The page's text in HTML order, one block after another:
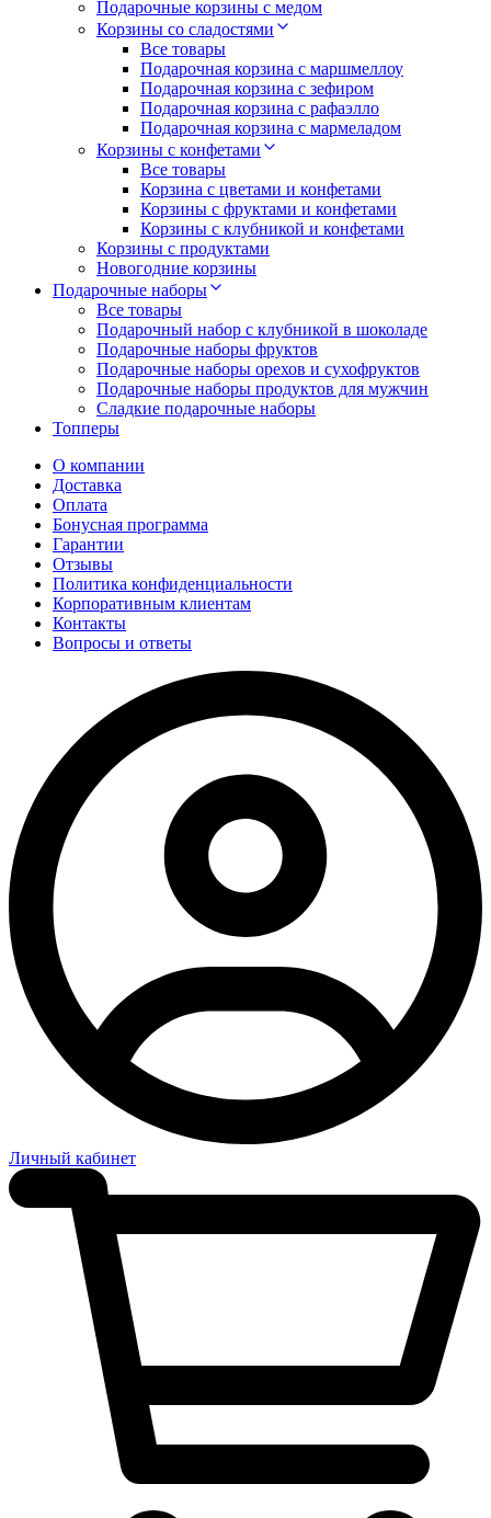
Подарочные корзины с медом
Корзины со сладостями
Все товары
Подарочная корзина с маршмеллоу
Подарочная корзина с зефиром
Подарочная корзина с рафаэлло
Подарочная корзина с мармеладом
Корзины с конфетами
Все товары
Корзина с цветами и конфетами
Корзины с фруктами и конфетами
Корзины с клубникой и конфетами
Корзины с продуктами
Новогодние корзины
Подарочные наборы
Все товары
Подарочный набор с клубникой в шоколаде
Подарочные наборы фруктов
Подарочные наборы орехов и сухофруктов
Подарочные наборы продуктов для мужчин
Сладкие подарочные наборы
Топперы
О компании
Доставка
Оплата
Бонусная программа
Гарантии
Отзывы
Политика конфиденциальности
Корпоративным клиентам
Контакты
Вопросы и ответы
Личный кабинет